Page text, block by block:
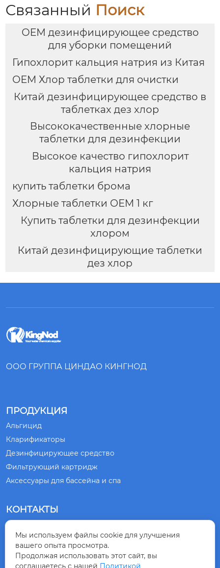
Связанный Поиск
OEM дезинфицирующее средство
для уборки помещений
Гипохлорит кальция натрия из Китая
OEM Хлор таблетки для очистки
Китай дезинфицирующее средство в
таблетках дез хлор
Высококачественные хлорные
таблетки для дезинфекции
Высокое качество гипохлорит
кальция натрия
купить таблетки брома
Хлорные таблетки OEM 1 кг
Купить таблетки для дезинфекции
хлором
Китай дезинфицирующие таблетки
дез хлор
ООО ГРУППА ЦИНДАО КИНГНОД
ПРОДУКЦИЯ
Альгицид
Кларификаторы
Дезинфицирующее средство
Фильтрующий картридж
Аксессуары для бассейна и спа
КОНТАКТЫ

ПРОВИНЦИЯ ШАНЬДУН, КИТАЙ
 +86-532-83875218
Мы используем файлы cookie для улучшения
вашего опыта просмотра.
Продолжая использовать этот сайт, вы
соглашаетесь с нашей Политикой